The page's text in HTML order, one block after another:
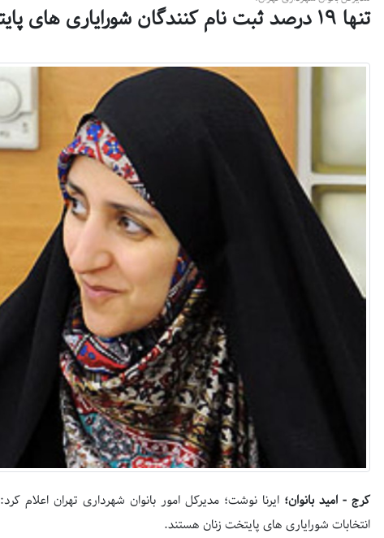
تنها ۱۹ درصد ثبت نام کنندگان شورایاری های پایتخت زنان هستند
کرج - امید بانوان؛
انتخابات شورایاری های پایتخت زنان هستند.